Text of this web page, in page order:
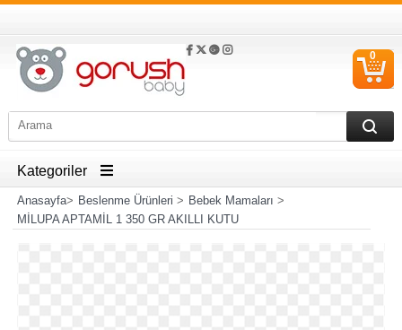
0
Kategoriler
Anasayfa> Beslenme Ürünleri > Bebek Mamaları >
MİLUPA APTAMİL 1 350 GR AKILLI KUTU